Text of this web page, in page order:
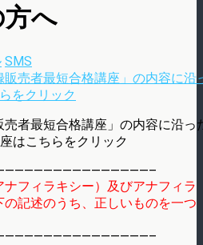
へ
SMS
売者最短合格講座」の内容に沿っ
はこちらをクリック
フィラキシー）及びアナフィラ
記述のうち、正しいものを一つ